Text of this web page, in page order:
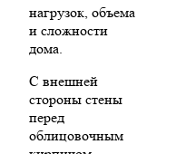
нагрузок, объема
и сложности
дома.
С внешней
стороны стены
перед
облицовочным